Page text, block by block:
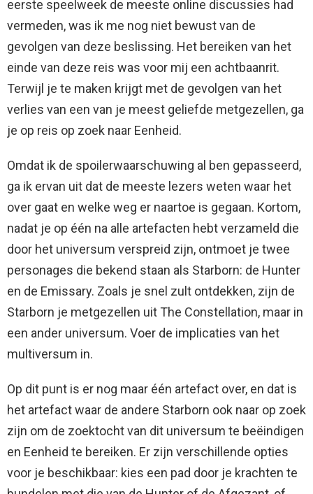
eerste speelweek de meeste online discussies had
vermeden, was ik me nog niet bewust van de
gevolgen van deze beslissing. Het bereiken van het
einde van deze reis was voor mij een achtbaanrit.
Terwijl je te maken krijgt met de gevolgen van het
verlies van een van je meest geliefde metgezellen, ga
je op reis op zoek naar Eenheid.
Omdat ik de spoilerwaarschuwing al ben gepasseerd,
ga ik ervan uit dat de meeste lezers weten waar het
over gaat en welke weg er naartoe is gegaan. Kortom,
nadat je op één na alle artefacten hebt verzameld die
door het universum verspreid zijn, ontmoet je twee
personages die bekend staan ​​als Starborn: de Hunter
en de Emissary. Zoals je snel zult ontdekken, zijn de
Starborn je metgezellen uit The Constellation, maar in
een ander universum. Voer de implicaties van het
multiversum in.
Op dit punt is er nog maar één artefact over, en dat is
het artefact waar de andere Starborn ook naar op zoek
zijn om de zoektocht van dit universum te beëindigen
en Eenheid te bereiken. Er zijn verschillende opties
voor je beschikbaar: kies een pad door je krachten te